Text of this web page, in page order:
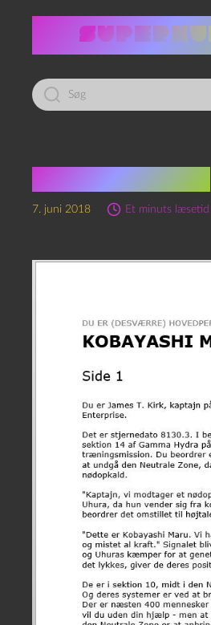
Led
efter:
Kobayashi Maru
7. juni 2018 Et minuts læsetid